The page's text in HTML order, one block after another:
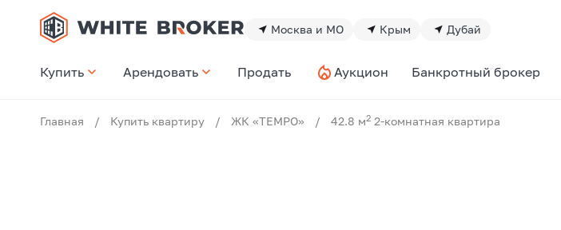
Москва и МО Крым Дубай
Купить Арендовать Продать Аукцион Банкротный брокер
Главная / Купить квартиру / ЖК «ТEMPO» / 42.8 м2 2-комнатная квартира